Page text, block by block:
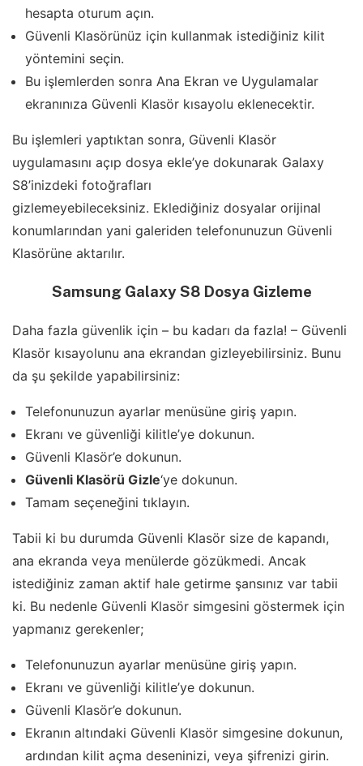
hesapta oturum açın.
Güvenli Klasörünüz için kullanmak istediğiniz kilit
yöntemini seçin.
Bu işlemlerden sonra Ana Ekran ve Uygulamalar
ekranınıza Güvenli Klasör kısayolu eklenecektir.
Bu işlemleri yaptıktan sonra, Güvenli Klasör
uygulamasını açıp dosya ekle’ye dokunarak Galaxy
S8’inizdeki fotoğrafları
gizlemeyebileceksiniz. Eklediğiniz dosyalar orijinal
konumlarından yani galeriden telefonunuzun Güvenli
Klasörüne aktarılır.
Samsung Galaxy S8 Dosya Gizleme
Daha fazla güvenlik için – bu kadarı da fazla! – Güvenli
Klasör kısayolunu ana ekrandan gizleyebilirsiniz. Bunu
da şu şekilde yapabilirsiniz:
Telefonunuzun ayarlar menüsüne giriş yapın.
Ekranı ve güvenliği kilitle’ye dokunun.
Güvenli Klasör’e dokunun.
Güvenli Klasörü Gizle‘ye dokunun.
Tamam seçeneğini tıklayın.
Tabii ki bu durumda Güvenli Klasör size de kapandı,
ana ekranda veya menülerde gözükmedi. Ancak
istediğiniz zaman aktif hale getirme şansınız var tabii
ki. Bu nedenle Güvenli Klasör simgesini göstermek için
yapmanız gerekenler;
Telefonunuzun ayarlar menüsüne giriş yapın.
Ekranı ve güvenliği kilitle’ye dokunun.
Güvenli Klasör’e dokunun.
Ekranın altındaki Güvenli Klasör simgesine dokunun,
ardından kilit açma deseninizi, veya şifrenizi girin.